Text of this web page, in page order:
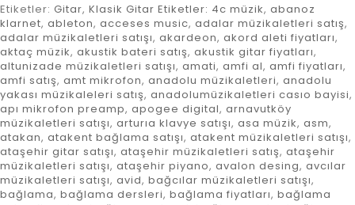
Etiketler: Gitar, Klasik Gitar Etiketler: 4c müzik, abanoz
klarnet, ableton, acceses music, adalar müzikaletleri satış,
adalar müzikaletleri satışı, akardeon, akord aleti fiyatları,
aktaç müzik, akustik bateri satış, akustik gitar fiyatları,
altunizade müzikaletleri satışı, amati, amfi al, amfi fiyatları,
amfi satış, amt mikrofon, anadolu müzikaletleri, anadolu
yakası müzikaleleri satış, anadolumüzikaletleri casıo bayisi,
apı mikrofon preamp, apogee digital, arnavutköy
müzikaletleri satışı, arturıa klavye satışı, asa müzik, asm,
atakan, atakent bağlama satışı, atakent müzikaletleri satışı,
ataşehir gitar satışı, ataşehir müzikaletleri satış, ataşehir
müzikaletleri satışı, ataşehir piyano, avalon desing, avcılar
müzikaletleri satışı, avid, bağcılar müzikaletleri satışı,
bağlama, bağlama dersleri, bağlama fiyatları, bağlama